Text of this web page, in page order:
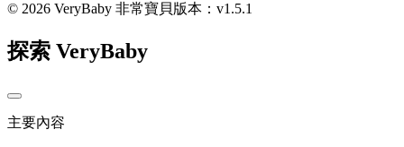
© 2026 VeryBaby 非常寶貝版本：v1.5.1
探索 VeryBaby
主要內容